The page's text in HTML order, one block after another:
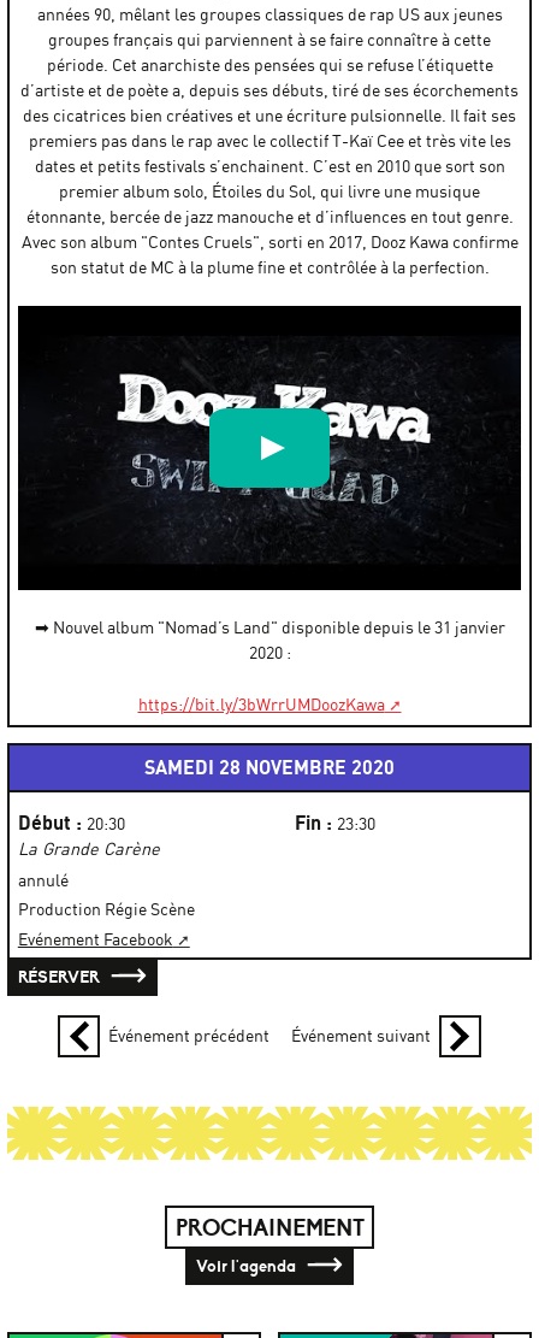
années 90, mêlant les groupes classiques de rap US aux jeunes
groupes français qui parviennent à se faire connaître à cette
période. Cet anarchiste des pensées qui se refuse l’étiquette
d’artiste et de poète a, depuis ses débuts, tiré de ses écorchements
des cicatrices bien créatives et une écriture pulsionnelle. Il fait ses
premiers pas dans le rap avec le collectif T-Kaï Cee et très vite les
dates et petits festivals s’enchainent. C’est en 2010 que sort son
premier album solo, Étoiles du Sol, qui livre une musique
étonnante, bercée de jazz manouche et d’influences en tout genre.
Avec son album "Contes Cruels", sorti en 2017, Dooz Kawa confirme
son statut de MC à la plume fine et contrôlée à la perfection.
par
Dooz Kawa
➡ Nouvel album "Nomad’s Land" disponible depuis le 31 janvier
2020 :
https://bit.ly/3bWrrUMDoozKawa
SAMEDI 28 NOVEMBRE 2020
Début : 20:30 Fin : 23:30
La Grande Carène
annulé
Production Régie Scène
Evénement Facebook
RÉSERVER
Événement précédent Événement suivant
PROCHAINEMENT
Voir l'agenda